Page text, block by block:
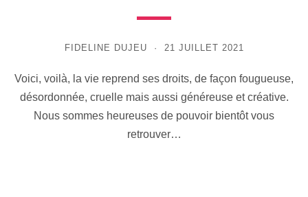
FIDELINE DUJEU 21 JUILLET 2021
Voici, voilà, la vie reprend ses droits, de façon fougueuse,
désordonnée, cruelle mais aussi généreuse et créative.
Nous sommes heureuses de pouvoir bientôt vous
retrouver…